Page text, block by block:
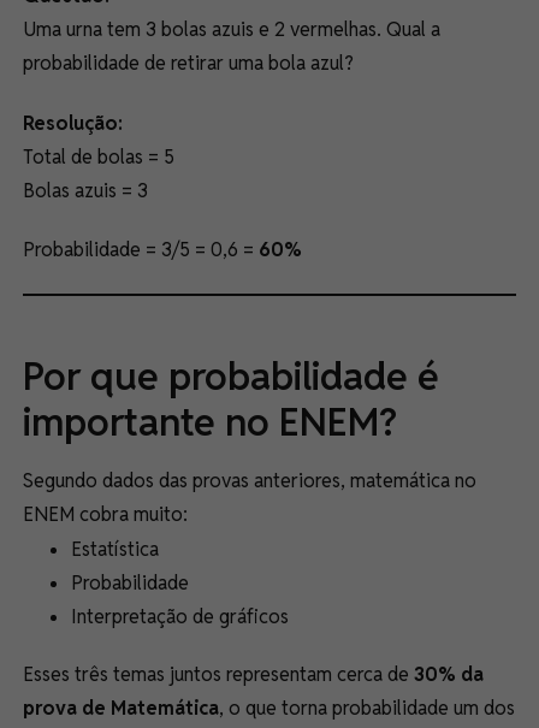
Uma urna tem 3 bolas azuis e 2 vermelhas. Qual a
probabilidade de retirar uma bola azul?
Resolução:
Total de bolas = 5
Bolas azuis = 3
Probabilidade = 3/5 = 0,6 = 60%
Por que probabilidade é
importante no ENEM?
Segundo dados das provas anteriores, matemática no
ENEM cobra muito:
Estatística
Probabilidade
Interpretação de gráficos
Esses três temas juntos representam cerca de 30% da
prova de Matemática, o que torna probabilidade um dos